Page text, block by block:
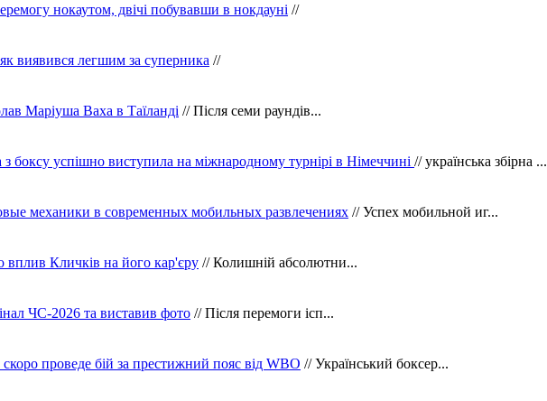
нокаутом, двічі побувавши в нокдауні //
виявився легшим за суперника //
Маріуша Ваха в Таїланді // Після семи раундів...
з боксу успішно виступила на міжнародному турнірі в Німеччині // українська збірна ...
механики в современных мобильных развлечениях // Успех мобильной иг...
вплив Кличків на його кар'єру // Колишній абсолютни...
ЧС-2026 та виставив фото // Після перемоги ісп...
проведе бій за престижний пояс від WBO // Український боксер...